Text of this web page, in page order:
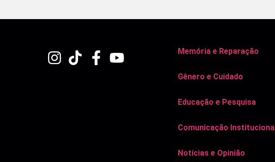
Memória e Reparação
Gênero e Cuidado
Educação e Pesquisa
Comunicação Institucional
Notícias e Opinião